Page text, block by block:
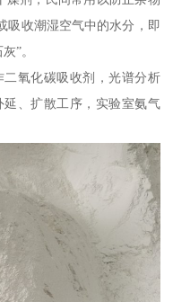
吸收潮湿空气中的水分，即
”。
氧化碳吸收剂，光谱分析
、扩散工序，实验室氨气